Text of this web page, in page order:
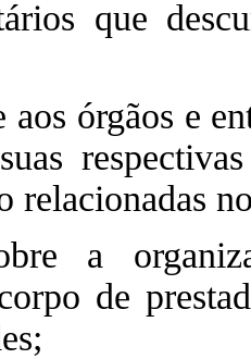
que
órgãos e
relacionadas
a
de